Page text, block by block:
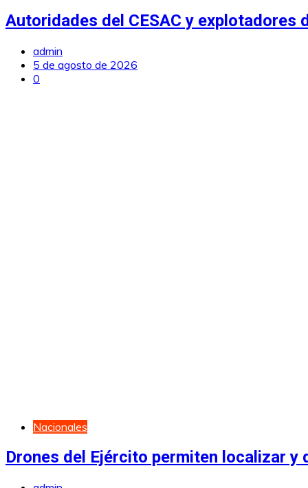
Autoridades del CESAC y explotadores
admin
5 de agosto de 2026
0
Nacionales
Drones del Ejército permiten localizar